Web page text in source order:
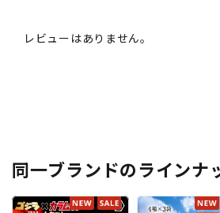
同一ブランドのラインナ